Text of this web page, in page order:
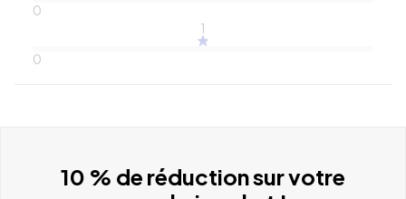
0
1
0
10 % de réduction sur votre